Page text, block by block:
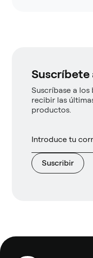
Suscríbase a los
recibir las
productos.
Suscribir
Pie